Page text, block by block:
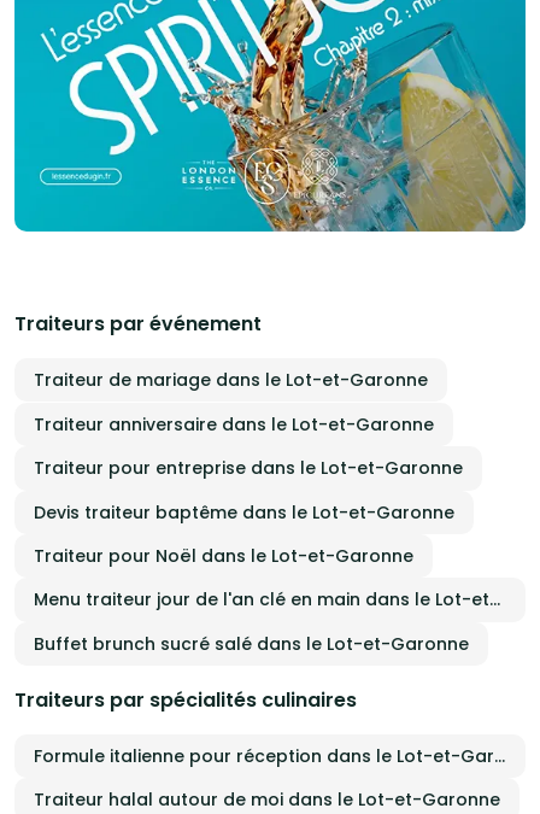
entièrement les rênes de votre événement. Décoration, logistique,
personnel de service, coordination sur place : tout est pensé et maîtrisé.
Pour un service encore plus attentionné, nous proposons également les
repas des prestataires (photographes, nounous, équipes techniques…),
afin que chacun bénéficie d’une prise en charge optimale. Le jour de votre
événement, notre équipe est présente à vos côtés pour assurer un
déroulement parfait, dans les moindres détails.
Traiteurs par événement
Traiteur de mariage dans le Lot-et-Garonne
Traiteur anniversaire dans le Lot-et-Garonne
Traiteur pour entreprise dans le Lot-et-Garonne
Devis traiteur baptême dans le Lot-et-Garonne
Traiteur pour Noël dans le Lot-et-Garonne
Menu traiteur jour de l'an clé en main dans le Lot-et-Garonne
Buffet brunch sucré salé dans le Lot-et-Garonne
Traiteurs par spécialités culinaires
Formule italienne pour réception dans le Lot-et-Garonne
Traiteur halal autour de moi dans le Lot-et-Garonne